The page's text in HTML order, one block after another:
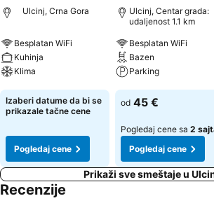
Ulcinj, Crna Gora
Besplatan WiFi
Kuhinja
Klima
Pogledaj cene
Izaberi datume da bi se
prikazale tačne cene
Pogledaj cene
Ulcinj, Centar grada:
udaljenost 1.1 km
Besplatan WiFi
Bazen
Parking
Pogledaj cene
od 45 €
Pogledaj cene sa 2
Pogledaj cene
Prikaži sve smeštaje u
Recenzije